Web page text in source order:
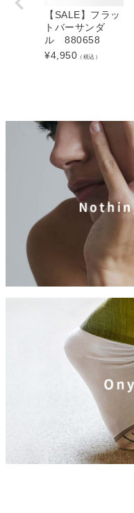
【SALE】フラッ
トバーサンダ
ル 880658
¥4,950 （税込）